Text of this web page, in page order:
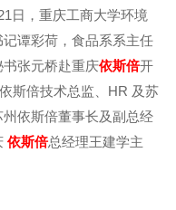
日，重庆工商大学环境
谭彩荷，食品系系主任
张元桥赴重庆依斯倍开
斯倍技术总监、HR 及苏
依斯倍董事长及副总经
依斯倍总经理王建学主